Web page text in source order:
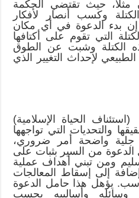
مثلاً، حيث تقتضي الحكمة
وكسب أنصار لأفكار
إن بدء الدعوة في أي مكان
التي تقوم على أكتافها
الكتلة وشبت عن الطوق
لإحداث التغيير الذي
الحياة الإسلامية)
والتحديات التي تواجهها
جلية واضحة أمر ضروري،
من السير بثبات على
ومن تبني أهداف عملية
إلى إسقاط المعالجات
يؤهل هذا حامل الدعوة
وسائله وأساليبه بحسب